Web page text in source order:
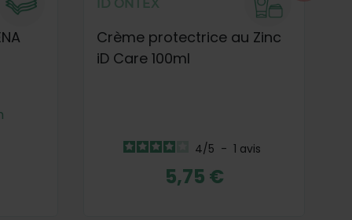
ID ONTEX
Crème protectrice au Zinc
iD Care 100ml
4/5 - 1 avis
5,75 €